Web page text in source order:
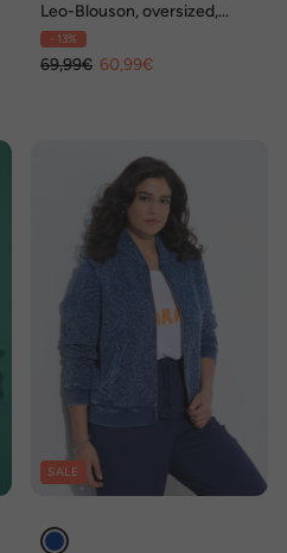
Leo-Blouson, oversized,
Hemdkragen, elastische
Abschlüsse
- 13%
69,99€ 60,99€
SALE